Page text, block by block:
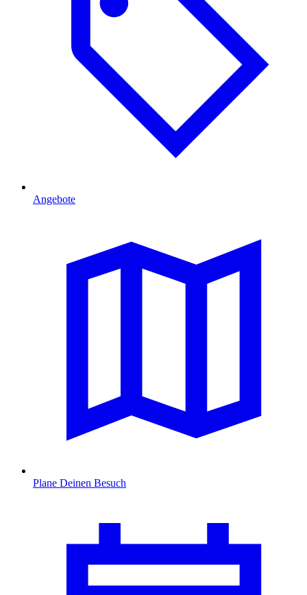
Angebote
Plane Deinen Besuch